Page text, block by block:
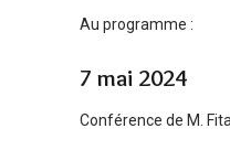
Au programme :
7 mai 2024
Conférence de M.